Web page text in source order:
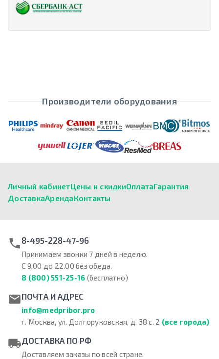
Производители оборудования
Личный кабинетЦены и скидкиОплатаГарантия
ДоставкаАрендаКонтакты
8-495-228-47-96
Принимаем звонки 7 дней в неделю.
С 9.00 до 22.00 без обеда.
8 (800) 551-25-16 (бесплатно)
ПОЧТА И АДРЕС
info@medpribor.pro
г. Москва, ул. Долгоруковская, д. 38 с. 2 (все города)
ДОСТАВКА ПО РФ
Доставляем заказы по всей стране.